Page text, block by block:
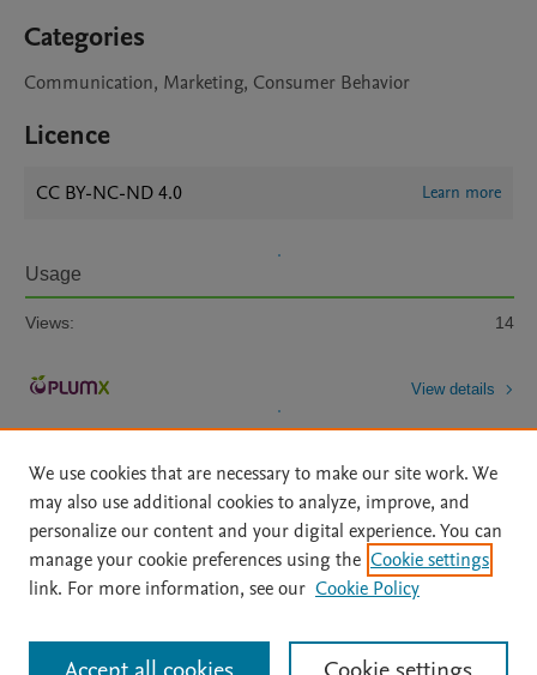
Categories
Communication, Marketing, Consumer Behavior
Licence
CC BY-NC-ND 4.0 Learn more
Usage
Views: 14
View details
Home | About | Accessibility Statement | Archive Policy
|
File Formats
| API Docs | OAI | Mission | Status Updates
All content on this site: Copyright © 2026 Elsevier inc, its licensors, and
We use cookies that are necessary to make our site work. We
may also use additional cookies to analyze, improve, and
personalize our content and your digital experience. You can
manage your cookie preferences using the Cookie settings
link. For more information, see our Cookie Policy